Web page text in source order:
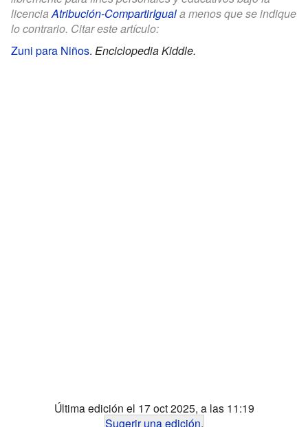
licenciaAtribución-CompartirIguala menos que se indique
lo contrario. Citar este artículo:
Zuni para Niños. Enciclopedia Kiddle.
Última edición el 17 oct 2025, a las 11:19
Sugerir una edición.